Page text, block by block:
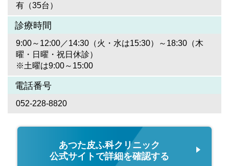
有（35台）
診療時間
9:00～12:00／14:30（火・水は15:30）～18:30（木
曜・日曜・祝日休診）
※土曜は9:00～15:00
電話番号
052-228-8820
あつた皮ふ科クリニック
公式サイトで詳細を確認する